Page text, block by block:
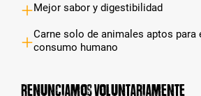
Mejor sabor y digestibilidad
Carne solo de animales aptos para
consumo humano
Renunciamos voluntariamente